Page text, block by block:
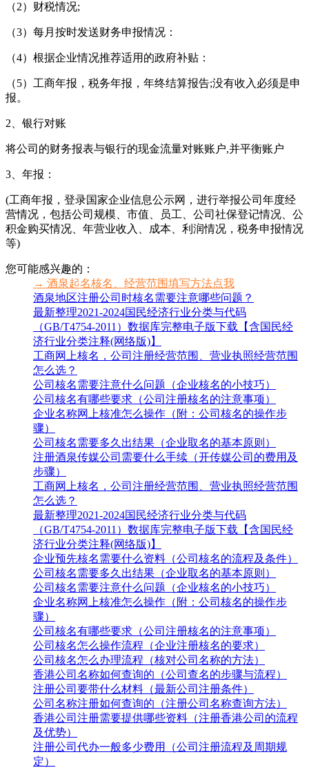
（2）财税情况;
（3）每月按时发送财务申报情况：
（4）根据企业情况推荐适用的政府补贴：
（5）工商年报，税务年报，年终结算报告;没有收入必须是申
报。
2、银行对账
将公司的财务报表与银行的现金流量对账账户,并平衡账户
3、年报：
(工商年报，登录国家企业信息公示网，进行举报公司年度经
营情况，包括公司规模、市值、员工、公司社保登记情况、公
积金购买情况、年营业收入、成本、利润情况，税务申报情况
等)
您可能感兴趣的：
→ 酒泉起名核名、经营范围填写方法点我
酒泉地区注册公司时核名需要注意哪些问题？
最新整理2021-2024国民经济行业分类与代码
（GB/T4754-2011）数据库完整电子版下载【含国民经
济行业分类注释(网络版)】
工商网上核名，公司注册经营范围、营业执照经营范围
怎么选？
公司核名需要注意什么问题（企业核名的小技巧）
公司核名有哪些要求（公司注册核名的注意事项）
企业名称网上核准怎么操作（附：公司核名的操作步
骤）
公司核名需要多久出结果（企业取名的基本原则）
注册酒泉传媒公司需要什么手续（开传媒公司的费用及
步骤）
工商网上核名，公司注册经营范围、营业执照经营范围
怎么选？
最新整理2021-2024国民经济行业分类与代码
（GB/T4754-2011）数据库完整电子版下载【含国民经
济行业分类注释(网络版)】
企业预先核名需要什么资料（公司核名的流程及条件）
公司核名需要多久出结果（企业取名的基本原则）
公司核名需要注意什么问题（企业核名的小技巧）
企业名称网上核准怎么操作（附：公司核名的操作步
骤）
公司核名有哪些要求（公司注册核名的注意事项）
公司核名怎么操作流程（企业注册核名的要求）
公司核名怎么办理流程（核对公司名称的方法）
香港公司名称如何查询的（公司查名的步骤与流程）
注册公司要带什么材料（最新公司注册条件）
公司名称注册如何查询的（注册公司名称查询方法）
香港公司注册需要提供哪些资料（注册香港公司的流程
及优势）
注册公司代办一般多少费用（公司注册流程及周期规
定）